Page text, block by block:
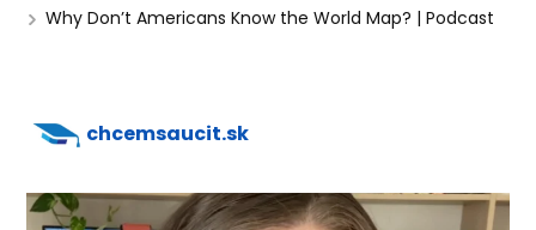
Why Don’t Americans Know the World Map? | Podcast
chcemsaucit.sk